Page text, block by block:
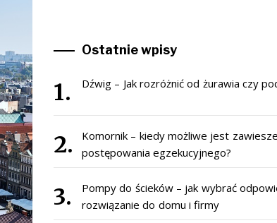
Ostatnie wpisy
Dźwig – Jak rozróżnić od żurawia czy
Komornik – kiedy możliwe jest
postępowania egzekucyjnego?
Pompy do ścieków – jak wybrać
rozwiązanie do domu i firmy